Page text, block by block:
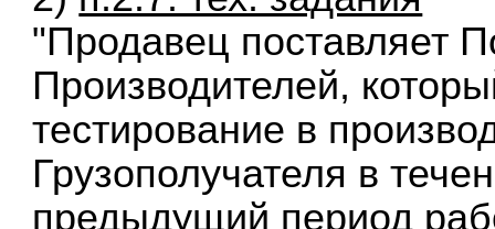
"Продавец поставляет
Производителей,
тестирование в
Грузополучателя в
предыдущий период